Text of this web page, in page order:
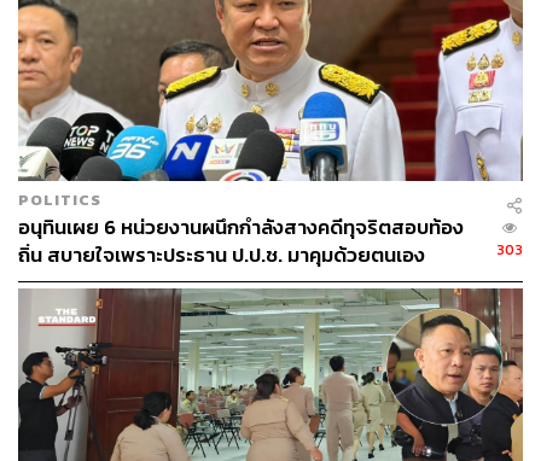
เมื่อถามว่าการตรวจสอบทรัพย์สินเชิงลึก รวมทั้งเตรียมมีคำ
สั่งยึดและอายัดทรัพย์สินนั้น ประกอบด้วยกลุ่มบุคคลใดบ้าง
เทพสุระบุว่า สำหรับเรื่องที่จะเสนอเข้าที่ประชุมคณะ
กรรมการธุรกรรมอยู่ในข่ายของผู้ที่ต้องถูกตรวจสอบ ซึ่งก็คือ
ผู้ต้องหาทั้ง 6 คน ตามที่ตำรวจ บก.ปคบ. ชี้แจง
ทั้งนี้ มีรายงานเพิ่มเติมว่า ผู้ต้องหาทั้ง 6 คนที่จะอยู่ในรายชื่อ
ถูกดำเนินการทางทรัพย์สินของคณะกรรมการธุรกรรม
บอสพอล-วรัตน์พล วรัทย์วรกุล ผู้ก่อตั้งบริษัท ดิไอคอน
กรุ๊ป จำกัด
บอสกันต์-กันต์ กันตถาวร อดีตผู้อำนวยการฝ่ายการ
POLITICS
อนุทินเผย 6 หน่วยงานผนึกกำลังสางคดีทุจริตสอบท้อง
ถิ่น สบายใจเพราะประธาน ป.ป.ช. มาคุมด้วยตนเอง
303